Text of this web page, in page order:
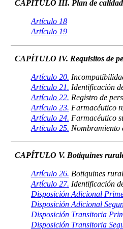
CAPÍTULO III. Plan de
Artículo 18
Artículo 19
CAPÍTULO IV. Requisitos de
Artículo 20.
Artículo 21. Identificación
Artículo 22. Registro de
Artículo 23. Farmacéutico
Artículo 24. Farmacéutico
Artículo 25. Nombramiento
CAPÍTULO V. Botiquines
Artículo 26. Botiquines
Artículo 27. Identificación
Disposición Adicional
Disposición Adicional
Disposición Transitoria
Disposición Transitoria